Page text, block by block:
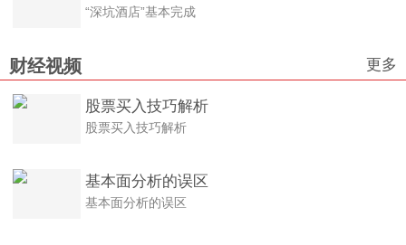
“深坑酒店”基本完成
财经视频 更多
股票买入技巧解析
股票买入技巧解析
基本面分析的误区
基本面分析的误区